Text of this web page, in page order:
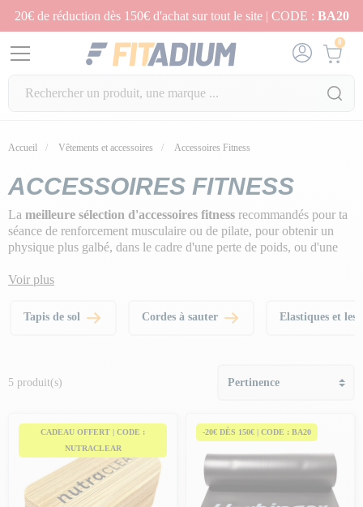
20€ de réduction dès 150€ d'achat sur tout le site | CODE : BA20
0
Accueil Vêtements et accessoires Accessoires Fitness
ACCESSOIRES FITNESS
La meilleure sélection d'accessoires fitness recommandés pour ta
séance de renforcement musculaire ou de pilate, pour obtenir un
physique plus galbé, dans le cadre d'une perte de poids, ou d'une
Voir plus
Tapis de sol Cordes à sauter Elastiques et
5 produit(s)
CADEAU OFFERT | CODE :
NUTRACLEAR
-20€ DÈS 150€ | CODE : BA20